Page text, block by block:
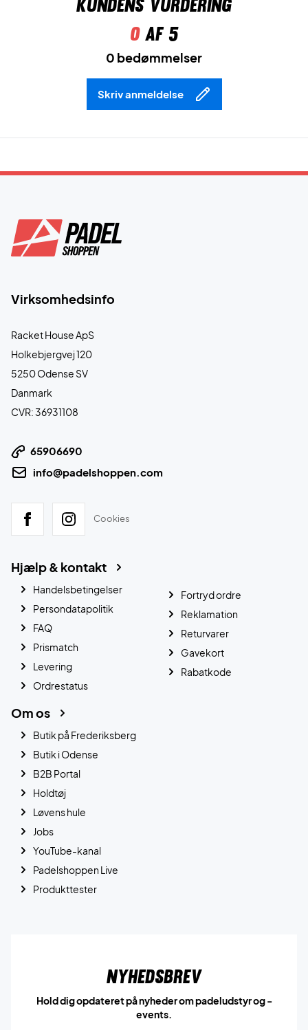
0af 5
0 bedømmelser
Skriv anmeldelse
Virksomhedsinfo
Racket House ApS
Holkebjergvej 120
5250 Odense SV
Danmark
CVR: 36931108
65906690
info@padelshoppen.com
Cookies
Hjælp & kontakt
Handelsbetingelser
Persondatapolitik
FAQ
Prismatch
Levering
Ordrestatus
Fortryd ordre
Reklamation
Returvarer
Gavekort
Rabatkode
Om os
Butik på Frederiksberg
Butik i Odense
B2B Portal
Holdtøj
Løvens hule
Jobs
YouTube-kanal
Padelshoppen Live
Produkttester
Nyhedsbrev
Hold dig opdateret på nyheder om padeludstyr og -
events.